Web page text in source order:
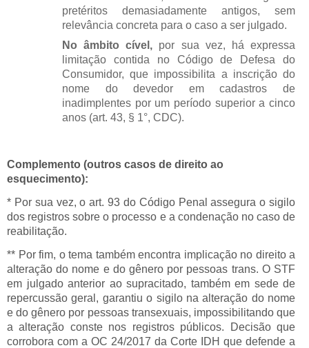
pretéritos demasiadamente antigos, sem
relevância concreta para o caso a ser julgado.
No âmbito cível, por sua vez, há expressa
limitação contida no Código de Defesa do
Consumidor, que impossibilita a inscrição do
nome do devedor em cadastros de
inadimplentes por um período superior a cinco
anos (art. 43, § 1°, CDC).
Complemento (outros casos de direito ao
esquecimento):
* Por sua vez, o art. 93 do Código Penal assegura o sigilo
dos registros sobre o processo e a condenação no caso de
reabilitação.
** Por fim, o tema também encontra implicação no direito a
alteração do nome e do gênero por pessoas trans. O STF
em julgado anterior ao supracitado, também em sede de
repercussão geral, garantiu o sigilo na alteração do nome
e do gênero por pessoas transexuais, impossibilitando que
a alteração conste nos registros públicos. Decisão que
corrobora com a OC 24/2017 da Corte IDH que defende a